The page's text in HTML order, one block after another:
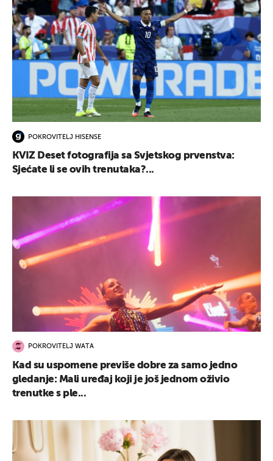
POKROVITELJ HISENSE
KVIZ Deset fotografija sa Svjetskog prvenstva:
Sjećate li se ovih trenutaka?...
POKROVITELJ WATA
Kad su uspomene previše dobre za samo jedno
gledanje: Mali uređaj koji je još jednom oživio
trenutke s ple...